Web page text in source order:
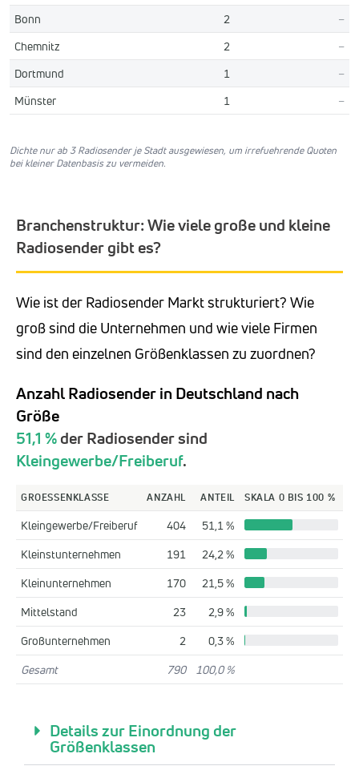
Bonn
2
–
Chemnitz
2
–
Dortmund
1
–
Münster
1 –
Dichte nur ab 3 Radiosender je Stadt ausgewiesen, um irrefuehrende Quoten
bei kleiner Datenbasis zu vermeiden.
Branchenstruktur: Wie viele große und kleine
Radiosender gibt es?
Wie ist der Radiosender Markt strukturiert? Wie
groß sind die Unternehmen und wie viele Firmen
sind den einzelnen Größenklassen zu zuordnen?
Anzahl Radiosender in Deutschland nach
Größe
51,1 %der Radiosender sind
Kleingewerbe/Freiberuf.
GROESSENKLASSE ANZAHL ANTEIL SKALA 0 BIS 100 %
Kleingewerbe/Freiberuf 404
51,1 %
Kleinstunternehmen
191
24,2 %
Kleinunternehmen
170
21,5 %
Mittelstand
23
2,9 %
Großunternehmen
2
0,3 %
Gesamt
790 100,0 %
Details zur Einordnung der
Größenklassen